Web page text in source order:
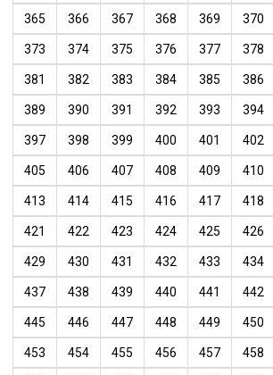
365 366 367 368 369 370
373 374 375 376 377 378
381 382 383 384 385 386
389 390 391 392 393 394
397 398 399 400 401 402
405 406 407 408 409 410
413 414 415 416 417 418
421 422 423 424 425 426
429 430 431 432 433 434
437 438 439 440 441 442
445 446 447 448 449 450
453 454 455 456 457 458